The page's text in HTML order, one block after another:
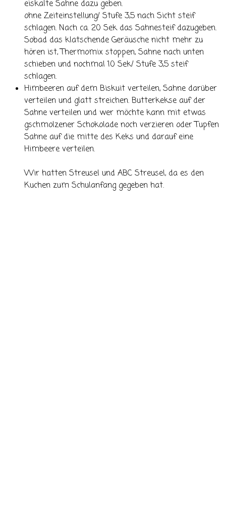
eiskalte Sahne dazu geben.
ohne Zeiteinstellung/ Stufe 3,5 nach Sicht steif
schlagen. Nach ca. 20 Sek das Sahnesteif dazugeben.
Sobad das klatschende Geräusche nicht mehr zu
hören ist, Thermomix stoppen, Sahne nach unten
schieben und nochmal 10 Sek/ Stufe 3,5 steif
schlagen.
Himbeeren auf dem Biskuit verteilen, Sahne darüber
verteilen und glatt streichen. Butterkekse auf der
Sahne verteilen und wer möchte kann mit etwas
gschmolzener Schokolade noch verzieren oder Tupfen
Sahne auf die mitte des Keks und darauf eine
Himbeere verteilen.
Wir hatten Streusel und ABC Streusel, da es den
Kuchen zum Schulanfang gegeben hat.